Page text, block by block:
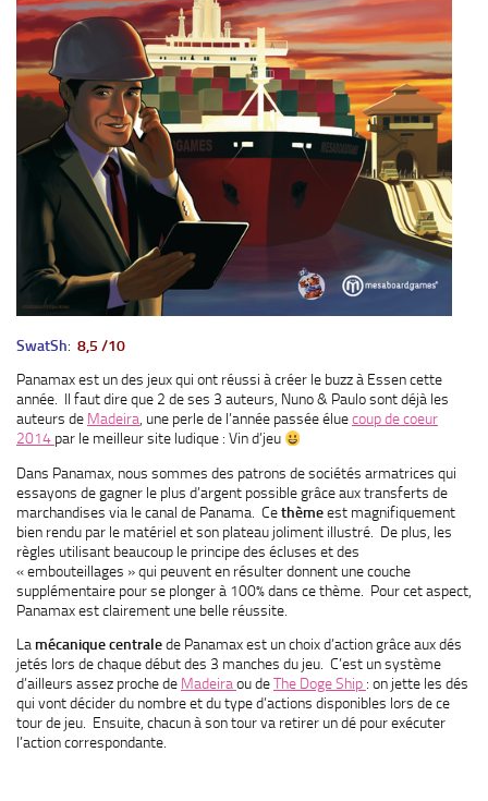
SwatSh: 8,5 /10
Panamax est un des jeux qui ont réussi à créer le buzz à Essen cette
année. Il faut dire que 2 de ses 3 auteurs, Nuno & Paulo sont déjà les
auteurs de Madeira, une perle de l’année passée éluecoup de coeur
2014 par le meilleur site ludique : Vin d’jeu
Dans Panamax, nous sommes des patrons de sociétés armatrices qui
essayons de gagner le plus d’argent possible grâce aux transferts de
marchandises via le canal de Panama. Cethèmeest magnifiquement
bien rendu par le matériel et son plateau joliment illustré. De plus, les
règles utilisant beaucoup le principe des écluses et des
« embouteillages » qui peuvent en résulter donnent une couche
supplémentaire pour se plonger à 100% dans ce thème. Pour cet aspect,
Panamax est clairement une belle réussite.
La mécanique centralede Panamax est un choix d’action grâce aux dés
jetés lors de chaque début des 3 manches du jeu. C’est un système
d’ailleurs assez proche de Madeiraou deThe Doge Ship : on jette les dés
qui vont décider du nombre et du type d’actions disponibles lors de ce
tour de jeu. Ensuite, chacun à son tour va retirer un dé pour exécuter
l’action correspondante.